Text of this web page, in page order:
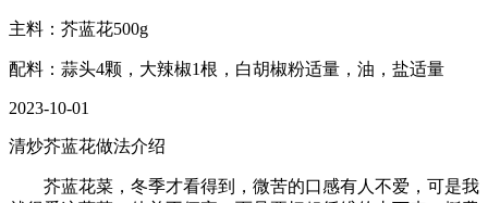
主料：芥蓝花500g
配料：蒜头4颗，大辣椒1根，白胡椒粉适量，油，盐适量
2023-10-01
清炒芥蓝花做法介绍
芥蓝花菜，冬季才看得到，微苦的口感有人不爱，可是我